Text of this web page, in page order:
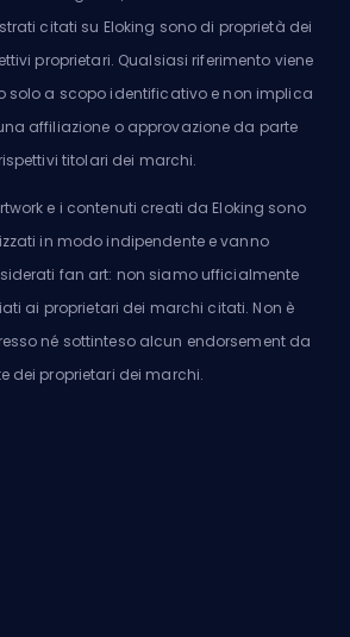
citati su Eloking sono di proprietà dei
proprietari. Qualsiasi riferimento viene
solo a scopo identificativo e non implica
affiliazione o approvazione da parte
titolari dei marchi.
e i contenuti creati da Eloking sono
in modo indipendente e vanno
fan art: non siamo ufficialmente
ai proprietari dei marchi citati. Non è
né sottinteso alcun endorsement da
dei proprietari dei marchi.